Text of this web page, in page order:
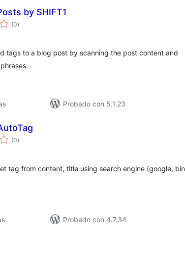
by SHIFT1
(0total
de
)
tags to a blog post by scanning the post content and
Probado con 5.1.23
(0total
de
)
tag from content, title using search engine (google,
Probado con 4.7.34